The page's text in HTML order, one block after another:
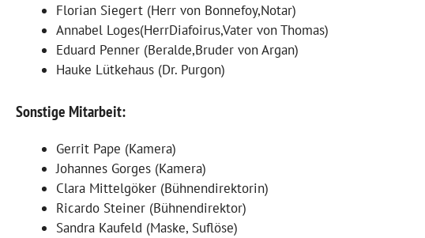
Florian Siegert (Herr von Bonnefoy,Notar)
Annabel Loges(HerrDiafoirus,Vater von Thomas)
Eduard Penner (Beralde,Bruder von Argan)
Hauke Lütkehaus (Dr. Purgon)
Sonstige Mitarbeit:
Gerrit Pape (Kamera)
Johannes Gorges (Kamera)
Clara Mittelgöker (Bühnendirektorin)
Ricardo Steiner (Bühnendirektor)
Sandra Kaufeld (Maske, Suflöse)